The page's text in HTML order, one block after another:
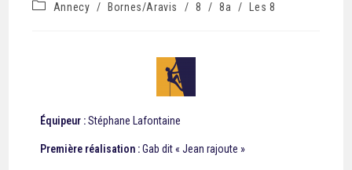
Annecy / Bornes/Aravis / 8 / 8a / Les 8
Équipeur :Stéphane Lafontaine
Première réalisation :Gab dit « Jean rajoute »